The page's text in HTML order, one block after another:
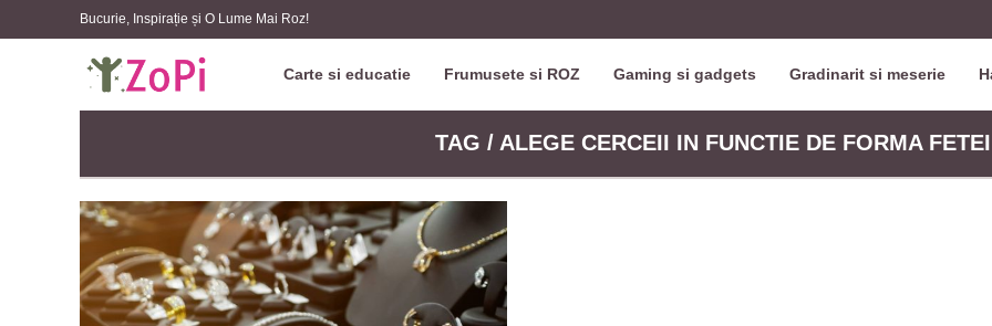
Bucurie, Inspirație și O Lume Mai Roz!
Carte si educatie Frumusete si ROZ Gaming si gadgets Gradinarit si meserie
TAG / ALEGE CERCEII IN FUNCTIE DE FORMA